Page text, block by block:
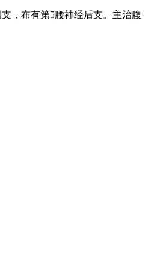
，布有第5腰神经后支。主治腹